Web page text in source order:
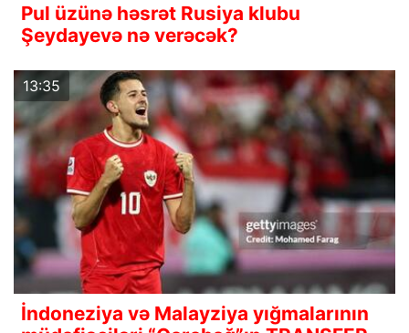
Pul üzünə həsrət Rusiya klubu
Şeydayevə nə verəcək?
13:35
İndoneziya və Malayziya yığmalarının